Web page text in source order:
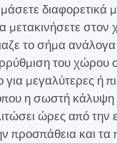
διαφορετικά
στον
το σήμα
του χώρου
για μεγαλύτερες ή
η σωστή
ώρες από την
προσπάθεια και τα